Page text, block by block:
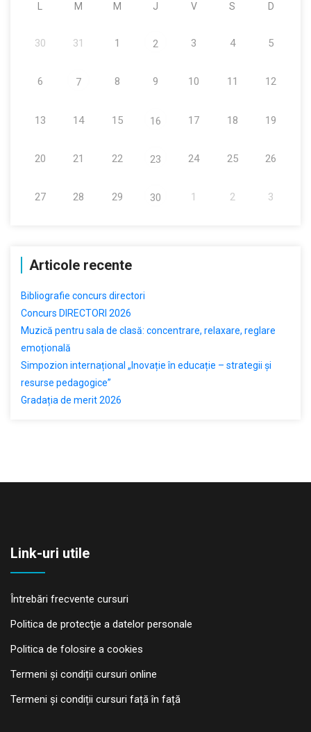
M M J V S D
30 31 1 2 3 4 5
6 7 8 9 10 11 12
13 14 15 16 17 18 19
20 21 22 23 24 25 26
27 28 29 30 1 2 3
Articole recente
Bibliografie concurs directori
Concurs DIRECTORI 2026
Muzică pentru sala de clasă: concentrare, relaxare, reglare
emoțională
Simpozion internațional „Inovație în educație – strategii și
resurse pedagogice”
Gradația de merit 2026
Link-uri utile
Întrebări frecvente cursuri
Politica de protecţie a datelor personale
Politica de folosire a cookies
Termeni și condiții cursuri online
Termeni și condiții cursuri față în față